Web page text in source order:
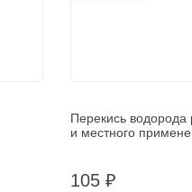
Перекись водорода
и местного
105 ₽